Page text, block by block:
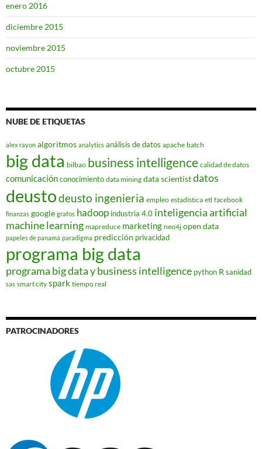
enero 2016
diciembre 2015
noviembre 2015
octubre 2015
NUBE DE ETIQUETAS
alex rayon algoritmos analytics análisis de datos apache batch
big data bilbao business intelligence calidad de datos
comunicaciónconocimiento data mining data scientistdatos
deustodeusto ingenieria empleo estadística etl facebook
finanzas google grafos hadoop industria 4.0 inteligencia artificial
machine learning mapreduce marketing neo4j open data
papeles de panamá paradigma predicción privacidad
programa big data
programa big data y business intelligence python Rsanidad
sas smart city spark tiempo real
PATROCINADORES